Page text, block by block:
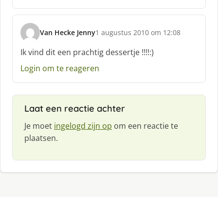
e
f
:
Van Hecke Jenny
s
c
h
r
1 augustus 2010 om 12:08
Ik vind dit een prachtig dessertje !!!!:)
Login om te reageren
Laat een reactie achter
Je moet ingelogd zijn op om een reactie te
plaatsen.